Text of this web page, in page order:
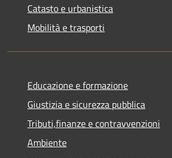
Catasto e urbanistica
Mobilità e trasporti
Educazione e formazione
Giustizia e sicurezza pubblica
Tributi,finanze e contravvenzioni
Ambiente